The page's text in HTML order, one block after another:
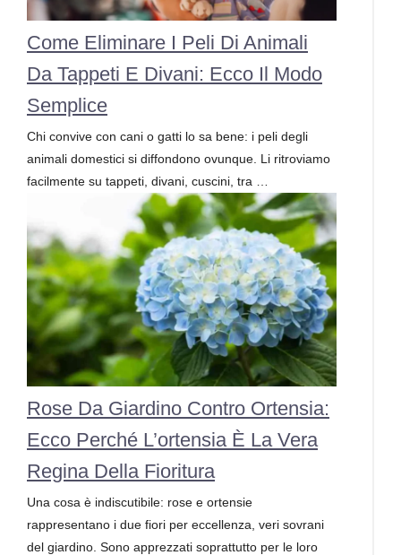
Come Eliminare I Peli Di Animali
Da Tappeti E Divani: Ecco Il Modo
Semplice
Chi convive con cani o gatti lo sa bene: i peli degli
animali domestici si diffondono ovunque. Li ritroviamo
facilmente su tappeti, divani, cuscini, tra …
Rose Da Giardino Contro Ortensia:
Ecco Perché L’ortensia È La Vera
Regina Della Fioritura
Una cosa è indiscutibile: rose e ortensie
rappresentano i due fiori per eccellenza, veri sovrani
del giardino. Sono apprezzati soprattutto per le loro